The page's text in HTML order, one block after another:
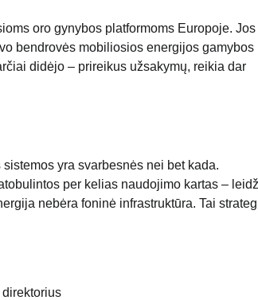
oro gynybos platformoms Europoje. Jos
bendrovės mobiliosios energijos gamybos
didėjo – prireikus užsakymų, reikia dar
yra svarbesnės nei bet kada.
per kelias naudojimo kartas –
nebėra foninė infrastruktūra. Tai